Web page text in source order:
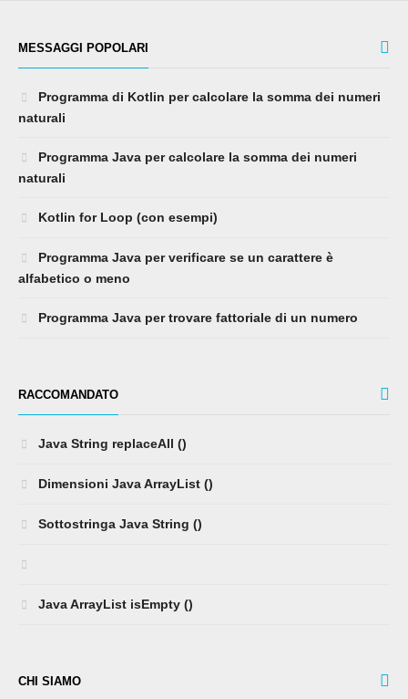
MESSAGGI POPOLARI
Programma di Kotlin per calcolare la somma dei numeri
naturali
Programma Java per calcolare la somma dei numeri
naturali
Kotlin for Loop (con esempi)
Programma Java per verificare se un carattere è
alfabetico o meno
Programma Java per trovare fattoriale di un numero
RACCOMANDATO
Java String replaceAll ()
Dimensioni Java ArrayList ()
Sottostringa Java String ()
Java ArrayList isEmpty ()
CHI SIAMO